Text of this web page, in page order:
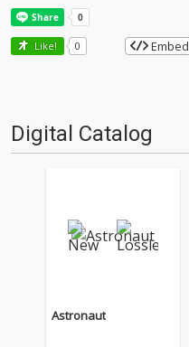
Like! 0 Embed
Digital Catalog
Astronaut